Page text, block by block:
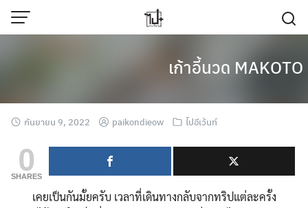
Skip
เก้าอี้นวด
กันยายน 9, 2022 paikondieow ไปอีเว้นท์
0
SHARES
เคยเป็นกันมั้ยครับ เวลาที่เดินทางกลับจากทริปแต่ละครั้ง